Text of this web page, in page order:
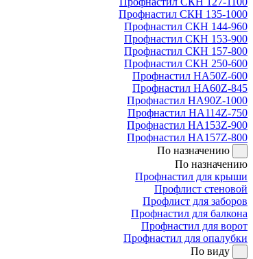
Профнастил СКН 135-1000
Профнастил СКН 144-960
Профнастил СКН 153-900
Профнастил СКН 157-800
Профнастил СКН 250-600
Профнастил НА50Z-600
Профнастил НА60Z-845
Профнастил НА90Z-1000
Профнастил НА114Z-750
Профнастил НА153Z-900
Профнастил НА157Z-800
По назначению
По назначению
Профнастил для крыши
Профлист стеновой
Профлист для заборов
Профнастил для балкона
Профнастил для ворот
Профнастил для опалубки
По виду